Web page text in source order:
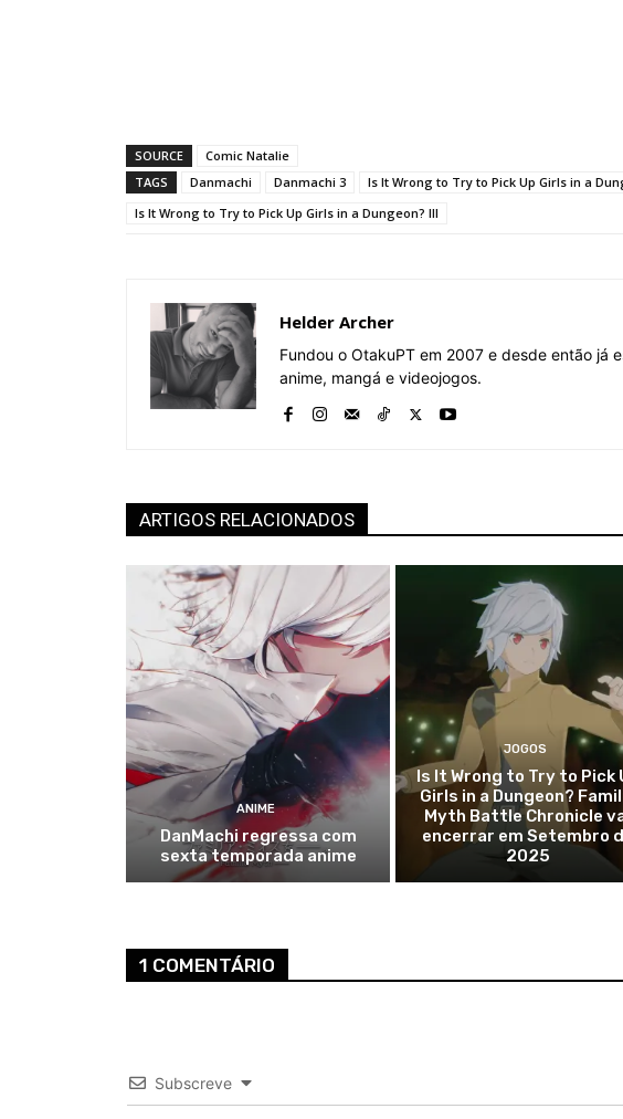
SOURCE
Comic Natalie
TAGS
Danmachi Danmachi 3
Is It Wrong to Try to Pick Up Girls in a
Is It Wrong to Try to Pick Up Girls in a Dungeon? III
Helder Archer
Fundou o OtakuPT em 2007 e desde então já
anime, mangá e videojogos.
ARTIGOS RELACIONADOS
ANIME
DanMachi regressa com
sexta temporada anime
JOGOS
Is It Wrong to Try to Pick
Girls in a Dungeon?
Myth Battle Chronicle
encerrar em Setembro
2025
1 COMENTÁRIO
Subscreve